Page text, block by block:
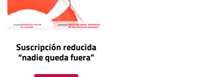
Suscripción reducida
“nadie queda fuera”